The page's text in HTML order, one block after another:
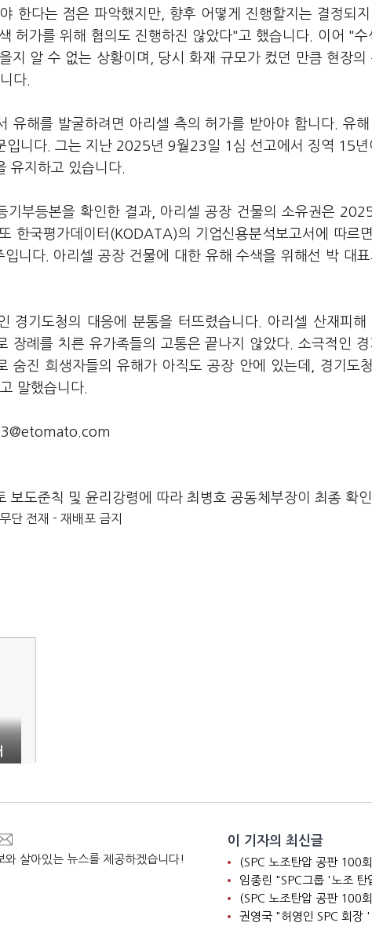
한다는 점은 파악했지만, 향후 어떻게 진행할지는 결정되
허가를 위해 협의도 진행하진 않았다"고 했습니다. 이어 "
지 알 수 없는 상황이며, 당시 화재 규모가 컸던 만큼 현장
다.
유해를 발굴하려면 아리셀 측의 허가를 받아야 합니다. 유
입니다. 그는 지난 2025년 9월23일 1심 선고에서 징역 15년
유지하고 있습니다.
기부등본을 확인한 결과, 아리셀 공장 건물의 소유권은
한국평가데이터(KODATA)의 기업신용분석보고서에 따르
니다. 아리셀 공장 건물에 대한 유해 수색을 위해선 박 대
경기도청의 대응에 분통을 터뜨렸습니다. 아리셀 산재피해
장례를 치른 유가족들의 고통은 끝나지 않았다. 소극적인
숨진 희생자들의 유해가 아직도 공장 안에 있는데, 경기도
말했습니다.
보도준칙 및 윤리강령에 따라 최병호 공동체부장이 최종 확인
단 전재 - 재배포 금지
와 살아있는 뉴스를 제공하겠습니다!
이 기자의 최신글